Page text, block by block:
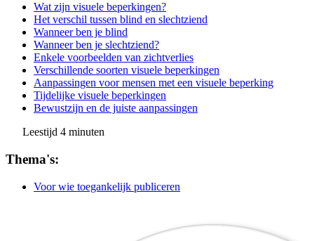
Wat zijn visuele beperkingen?
Het verschil tussen blind en slechtziend
Wanneer ben je blind
Wanneer ben je slechtziend?
Enkele voorbeelden van zichtverlies
Verschillende soorten visuele beperkingen
Aanpassingen voor mensen met een visuele beperking
Tijdelijke visuele beperkingen
Bewustzijn en de juiste aanpassingen
Leestijd 4 minuten
Thema's:
Voor wie toegankelijk publiceren